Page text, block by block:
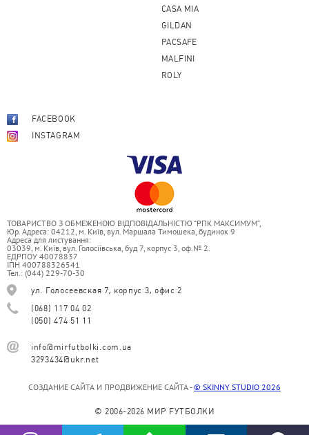
© 2006-2026 МИР FУТБОЛКИ
CASA MIA
GILDAN
PACSAFE
MALFINI
ROLY
FACEBOOK
INSTAGRAM
ТОВАРИСТВО З ОБМЕЖЕНОЮ ВІДПОВІДАЛЬНІСТЮ “РПК МАКСИМУМ”,
Юр. Адреса: 04212, м. Київ, вул. Маршала Тимошека, будинок 9
Адреса для листування:
03039, м. Київ, вул. Голосіївська, буд 7, корпус 3, оф.№ 2.
ЕДРПОУ 40078837
ІПН 400788326541
Тел.: (044) 229-70-30
ул. Голосеевская 7, корпус 3, офис 2
(068) 117 04 02
(050) 474 51 11
info@mirfutbolki.com.ua
3293434@ukr.net
СОЗДАНИЕ САЙТА И ПРОДВИЖЕНИЕ САЙТА -© SKINNY STUDIO 2026